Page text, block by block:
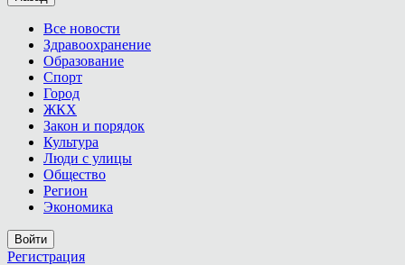
Все новости
Здравоохранение
Образование
Спорт
Город
ЖКХ
Закон и порядок
Культура
Люди с улицы
Общество
Регион
Экономика
Войти
Регистрация